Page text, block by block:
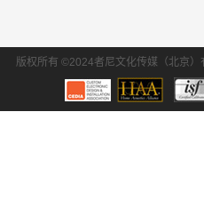
版权所有 ©2024者尼文化传媒（北京